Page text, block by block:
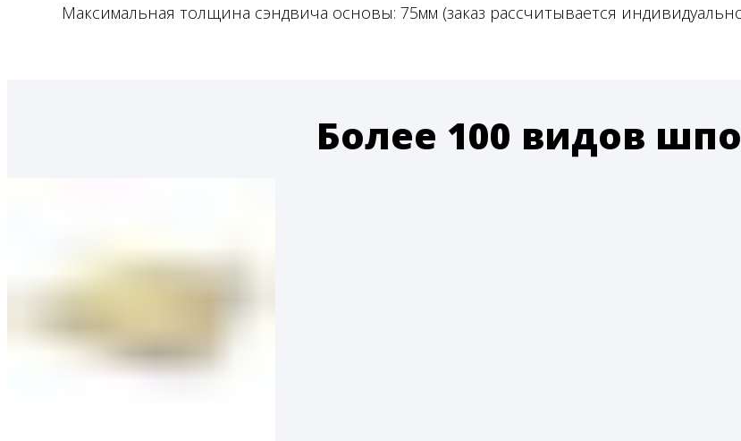
Максимальная толщина сэндвича основы: 75мм (заказ рассчитывается
Более 100 видов